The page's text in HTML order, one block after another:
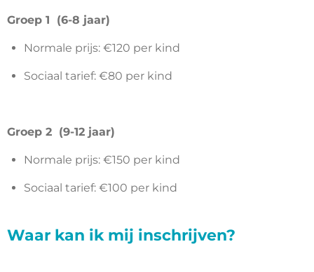
Groep 1 (6-8 jaar)
Normale prijs: €120 per kind
Sociaal tarief: €80 per kind
Groep 2 (9-12 jaar)
Normale prijs: €150 per kind
Sociaal tarief: €100 per kind
Waar kan ik mij inschrijven?